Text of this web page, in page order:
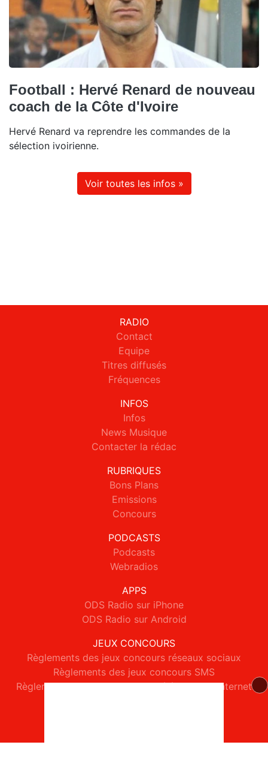
Football : Hervé Renard de nouveau
coach de la Côte d'Ivoire
Hervé Renard va reprendre les commandes de la
sélection ivoirienne.
Voir toutes les infos »
RADIO
Contact
Equipe
Titres diffusés
Fréquences
INFOS
Infos
News Musique
Contacter la rédac
RUBRIQUES
Bons Plans
Emissions
Concours
PODCASTS
Podcasts
Webradios
APPS
ODS Radio sur iPhone
ODS Radio sur Android
JEUX CONCOURS
Règlements des jeux concours réseaux sociaux
Règlements des jeux concours SMS
Règlements des jeux concours téléphone et internet